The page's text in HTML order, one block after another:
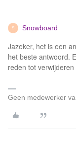
S Snowboard
Jazeker, het is een
het beste antwoord.
reden tot
Geen medewerker